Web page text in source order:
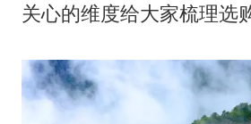
关心的维度给大家梳理选